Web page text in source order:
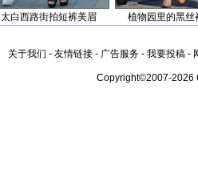
太白西路街拍短裤美眉 植物园里的黑丝
关于我们 - 友情链接 - 广告服务 - 我要投稿 -
Copyright©2007-2026